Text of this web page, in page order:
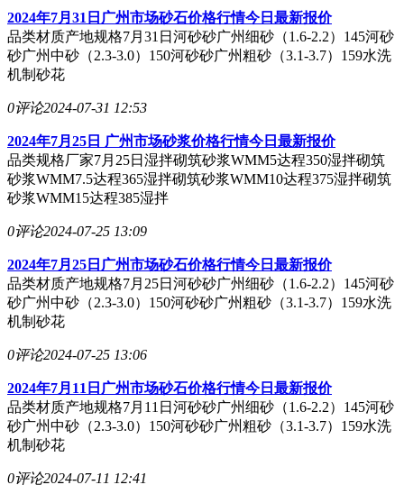
2024年7月31日广州市场砂石价格行情今日最新报价
品类材质产地规格7月31日河砂砂广州细砂（1.6-2.2）145河砂
砂广州中砂（2.3-3.0）150河砂砂广州粗砂（3.1-3.7）159水洗
机制砂花
0评论2024-07-31 12:53
2024年7月25日 广州市场砂浆价格行情今日最新报价
品类规格厂家7月25日湿拌砌筑砂浆WMM5达程350湿拌砌筑
砂浆WMM7.5达程365湿拌砌筑砂浆WMM10达程375湿拌砌筑
砂浆WMM15达程385湿拌
0评论2024-07-25 13:09
2024年7月25日广州市场砂石价格行情今日最新报价
品类材质产地规格7月25日河砂砂广州细砂（1.6-2.2）145河砂
砂广州中砂（2.3-3.0）150河砂砂广州粗砂（3.1-3.7）159水洗
机制砂花
0评论2024-07-25 13:06
2024年7月11日广州市场砂石价格行情今日最新报价
品类材质产地规格7月11日河砂砂广州细砂（1.6-2.2）145河砂
砂广州中砂（2.3-3.0）150河砂砂广州粗砂（3.1-3.7）159水洗
机制砂花
0评论2024-07-11 12:41